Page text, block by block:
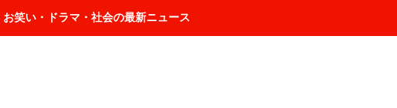
笑い・ドラマ・社会の最新ニュース